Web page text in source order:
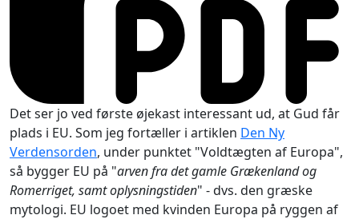
Det ser jo ved første øjekast interessant ud, at Gud får
plads i EU. Som jeg fortæller i artiklen Den Ny
Verdensorden, under punktet "Voldtægten af Europa",
så bygger EU på "arven fra det gamle Grækenland og
Romerriget, samt oplysningstiden" - dvs. den græske
mytologi. EU logoet med kvinden Europa på ryggen af